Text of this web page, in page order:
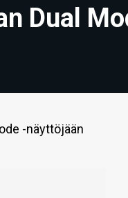
Dual
-näyttöjään